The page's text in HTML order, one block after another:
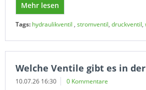
Mehr lesen
Tags: hydraulikventil , stromventil, druckventil,
Welche Ventile gibt es in
10.07.26 16:30 0 Kommentare